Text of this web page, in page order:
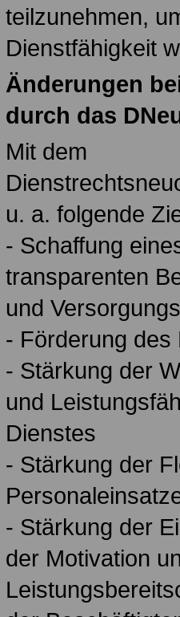
teilzunehmen,
Dienstfähigkeit
Änderungen
durch das
Mit dem
u. a. folgende
- Schaffung
transparenten
und
- Förderung des
- Stärkung der
und
Dienstes
- Stärkung der
- Stärkung der
der Motivation